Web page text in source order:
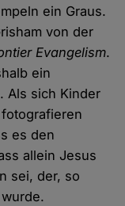
ein Graus.
von der
Evangelism.
ein
Als sich Kinder
es den
allein Jesus
sei, der, so